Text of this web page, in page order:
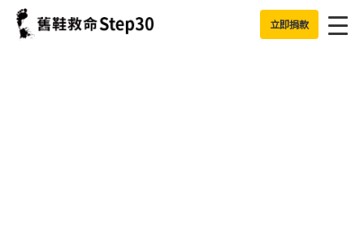
Jump to Navigation
Jump to Main content
立即捐款